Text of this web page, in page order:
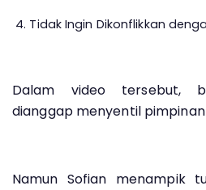
4. Tidak Ingin Dikonflikkan
Dalam video tersebut,
dianggap menyentil pimpinan
Namun Sofian menampik